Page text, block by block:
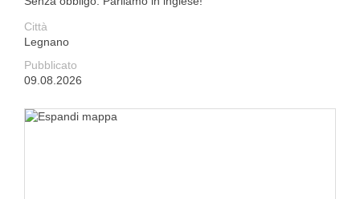
Città
Legnano
Pubblicato
09.08.2026